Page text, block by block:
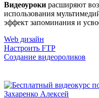
Видеоуроки расширяют
использования
эффект запоминания и
Web дизайн
Настроить FTP
Создание видеороликов